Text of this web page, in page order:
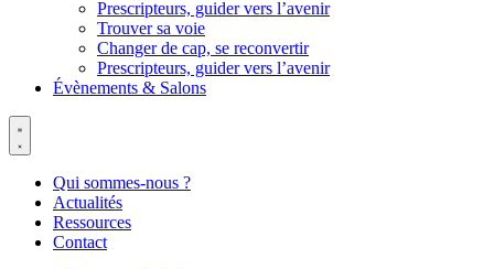
Prescripteurs, guider vers l’avenir
Trouver sa voie
Changer de cap, se reconvertir
Prescripteurs, guider vers l’avenir
Évènements & Salons
Qui sommes-nous ?
Actualités
Ressources
Contact